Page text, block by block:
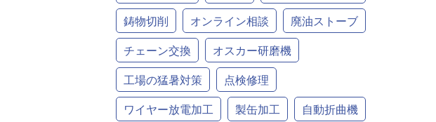
鋳物切削
オンライン相談
廃油ストーブ
チェーン交換
オスカー研磨機
工場の猛暑対策
点検修理
ワイヤー放電加工
製缶加工
自動折曲機